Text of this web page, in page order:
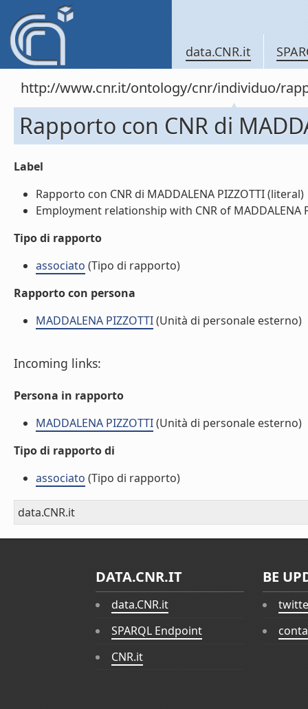
data.CNR.it
http://www.cnr.it/ontology/cnr/individuo/
Rapporto con CNR di
Label
Rapporto con CNR di MADDALENA PIZZOTTI (literal)
Employment relationship with CNR of MADDALENA
Tipo di rapporto
associato (Tipo di rapporto)
Rapporto con persona
MADDALENA PIZZOTTI(Unità di personale esterno)
Incoming links:
Persona in rapporto
MADDALENA PIZZOTTI(Unità di personale esterno)
Tipo di rapporto di
associato (Tipo di rapporto)
data.CNR.it
DATA.CNR.IT
data.CNR.it
SPARQL Endpoint
CNR.it
BE